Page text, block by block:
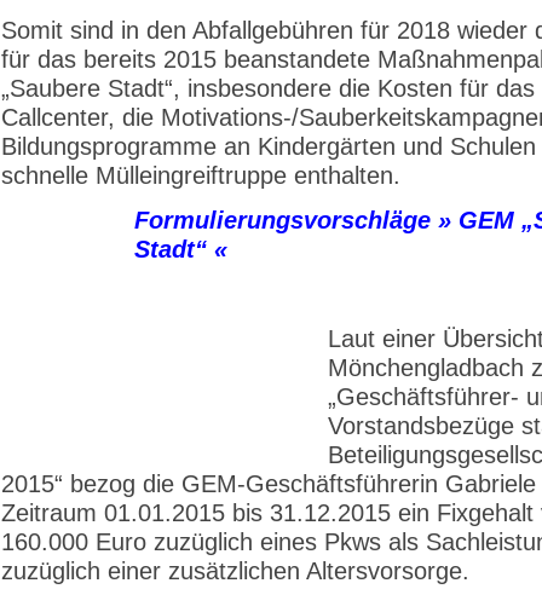
Somit sind in den Abfallgebühren für 2018 wieder
für das bereits 2015 beanstandete
„Saubere Stadt“, insbesondere die Kosten für
Callcenter, die Motivations-/
Bildungsprogramme an Kindergärten und
schnelle Mülleingreiftruppe enthalten.
Formulierungsvorschläge » GEM
Stadt“ «
Laut einer
Mönchengladbach
„Geschäftsführer-
Vorstandsbezüge
2015“ bezog die GEM-Geschäftsführerin Gabriele
Zeitraum 01.01.2015 bis 31.12.2015 ein Fixgehalt
160.000 Euro zuzüglich eines Pkws als
zuzüglich einer zusätzlichen Altersvorsorge.